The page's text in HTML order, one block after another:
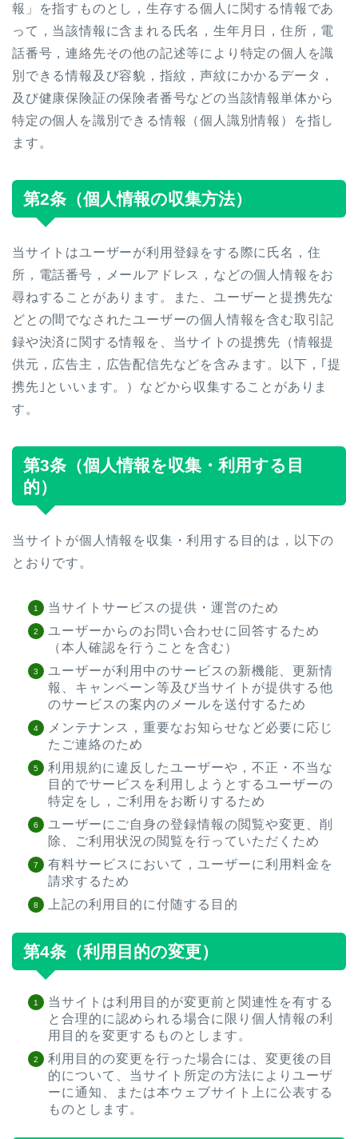
報」を指すものとし，生存する個人に関する情報であ
って，当該情報に含まれる氏名，生年月日，住所，電
話番号，連絡先その他の記述等により特定の個人を識
別できる情報及び容貌，指紋，声紋にかかるデータ，
及び健康保険証の保険者番号などの当該情報単体から
特定の個人を識別できる情報（個人識別情報）を指し
ます。
第2条（個人情報の収集方法）
当サイトはユーザーが利用登録をする際に氏名，住
所，電話番号，メールアドレス，などの個人情報をお
尋ねすることがあります。また、ユーザーと提携先な
どとの間でなされたユーザーの個人情報を含む取引記
録や決済に関する情報を、当サイトの提携先（情報提
供元，広告主，広告配信先などを含みます。以下，｢提
携先｣といいます。）などから収集することがありま
す。
第3条（個人情報を収集・利用する目
的）
当サイトが個人情報を収集・利用する目的は，以下の
とおりです。
当サイトサービスの提供・運営のため
ユーザーからのお問い合わせに回答するため
（本人確認を行うことを含む）
ユーザーが利用中のサービスの新機能、更新情
報、キャンペーン等及び当サイトが提供する他
のサービスの案内のメールを送付するため
メンテナンス，重要なお知らせなど必要に応じ
たご連絡のため
利用規約に違反したユーザーや，不正・不当な
目的でサービスを利用しようとするユーザーの
特定をし，ご利用をお断りするため
ユーザーにご自身の登録情報の閲覧や変更、削
除、ご利用状況の閲覧を行っていただくため
有料サービスにおいて，ユーザーに利用料金を
請求するため
上記の利用目的に付随する目的
第4条（利用目的の変更）
当サイトは利用目的が変更前と関連性を有する
と合理的に認められる場合に限り個人情報の利
用目的を変更するものとします。
利用目的の変更を行った場合には、変更後の目
的について、当サイト所定の方法によりユーザ
ーに通知、または本ウェブサイト上に公表する
ものとします。